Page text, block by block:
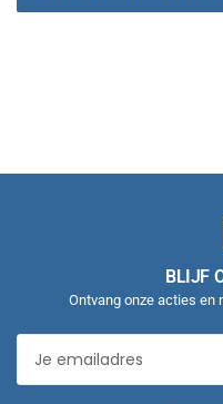
BLIJF
Ontvang onze acties en